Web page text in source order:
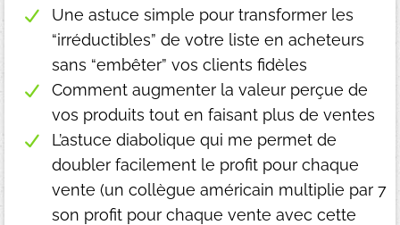
Une astuce simple pour transformer les
“irréductibles” de votre liste en acheteurs
sans “embêter” vos clients fidèles
Comment augmenter la valeur perçue de
vos produits tout en faisant plus de ventes
L’astuce diabolique qui me permet de
doubler facilement le profit pour chaque
vente (un collègue américain multiplie par 7
son profit pour chaque vente avec cette